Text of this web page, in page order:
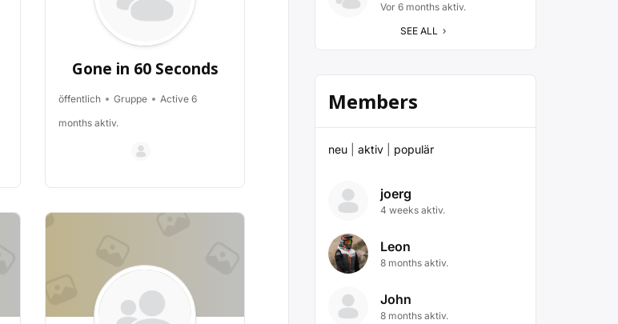
Gone in 60 Seconds
öffentlich Gruppe
Active 6
months aktiv.
Vor 6 months aktiv.
SEE ALL
Members
neu aktiv populär
joerg
4 weeks aktiv.
Leon
8 months aktiv.
John
8 months aktiv.